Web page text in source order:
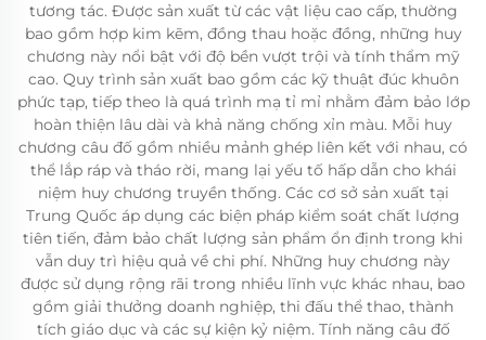
tương tác. Được sản xuất từ các vật liệu cao cấp, thường
bao gồm hợp kim kẽm, đồng thau hoặc đồng, những huy
chương này nổi bật với độ bền vượt trội và tính thẩm mỹ
cao. Quy trình sản xuất bao gồm các kỹ thuật đúc khuôn
phức tạp, tiếp theo là quá trình mạ tỉ mỉ nhằm đảm bảo lớp
hoàn thiện lâu dài và khả năng chống xỉn màu. Mỗi huy
chương câu đố gồm nhiều mảnh ghép liên kết với nhau, có
thể lắp ráp và tháo rời, mang lại yếu tố hấp dẫn cho khái
niệm huy chương truyền thống. Các cơ sở sản xuất tại
Trung Quốc áp dụng các biện pháp kiểm soát chất lượng
tiên tiến, đảm bảo chất lượng sản phẩm ổn định trong khi
vẫn duy trì hiệu quả về chi phí. Những huy chương này
được sử dụng rộng rãi trong nhiều lĩnh vực khác nhau, bao
gồm giải thưởng doanh nghiệp, thi đấu thể thao, thành
tích giáo dục và các sự kiện kỷ niệm. Tính năng câu đố